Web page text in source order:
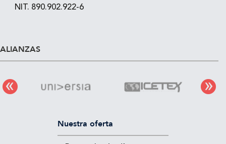
NIT. 890.902.922-6
ALIANZAS
Nuestra oferta